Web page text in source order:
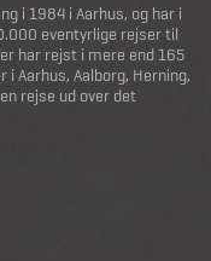
i 1984 i Aarhus, og har i
eventyrlige rejser til
har rejst i mere end 165
Aarhus, Aalborg, Herning,
rejse ud over det